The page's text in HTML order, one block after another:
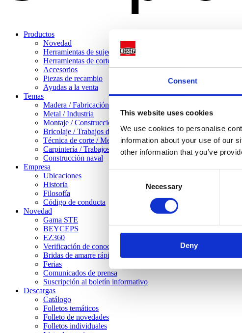
Consent
This website uses cookies
We use cookies to personalise
information about your use of our
other information that you’ve
Necessary
Deny
Productos
Novedad
Herramientas de sujeción
Herramientas de corte
Accesorios
Piezas de recambio
Ayudas a la venta
Temas
Madera / Fabricación de muebles
Metal / Industria
Montaje / Construcción en seco
Bricolaje / Trabajos domésticos
Técnica de corte / Mecanizado de chapa
Carpintería / Trabajos pesados con madera
Construcción naval
Empresa
Ubicaciones
Historia
Filosofía
Código de conducta
Novedad
Gama STE
BEYCEPS
EZ360
Verificación de conocimientos
Bridas de amarre rápido STC
Ferias
Comunicados de prensa
Suscripción al boletín informativo
Descargas
Catálogo
Folletos temáticos
Folleto de novedades
Folletos individuales